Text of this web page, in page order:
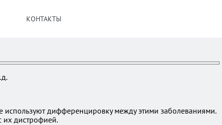
КОНТАКТЫ
дифференцировку между этими заболеваниями.
их дистрофией.